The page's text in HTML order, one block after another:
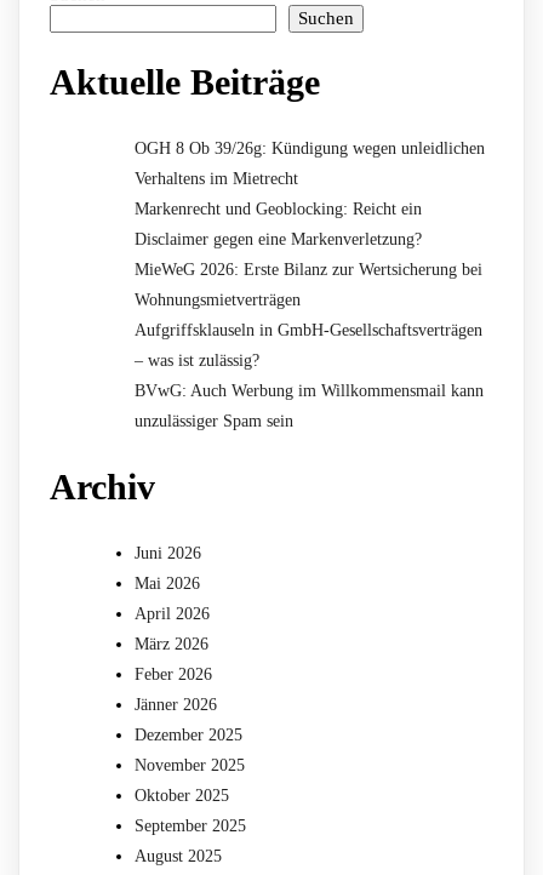
Suchen
Aktuelle Beiträge
OGH 8 Ob 39/26g: Kündigung wegen unleidlichen
Verhaltens im Mietrecht
Markenrecht und Geoblocking: Reicht ein
Disclaimer gegen eine Markenverletzung?
MieWeG 2026: Erste Bilanz zur Wertsicherung bei
Wohnungsmietverträgen
Aufgriffsklauseln in GmbH-Gesellschaftsverträgen
– was ist zulässig?
BVwG: Auch Werbung im Willkommensmail kann
unzulässiger Spam sein
Archiv
Juni 2026
Mai 2026
April 2026
März 2026
Feber 2026
Jänner 2026
Dezember 2025
November 2025
Oktober 2025
September 2025
August 2025